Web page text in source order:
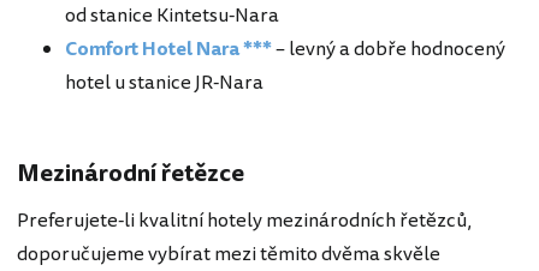
od stanice Kintetsu-Nara
Comfort Hotel Nara ***– levný a dobře hodnocený
hotel u stanice JR-Nara
Mezinárodní řetězce
Preferujete-li kvalitní hotely mezinárodních řetězců,
doporučujeme vybírat mezi těmito dvěma skvěle